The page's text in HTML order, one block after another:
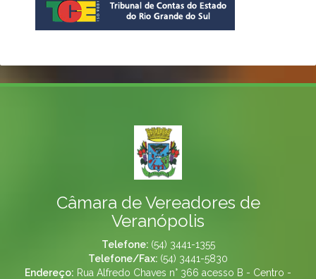
Câmara de Vereadores de
Veranópolis
Telefone: (54) 3441-1355
Telefone/Fax: (54) 3441-5830
Endereço: Rua Alfredo Chaves n° 366 acesso B - Centro -